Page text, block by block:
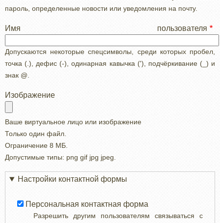
пароль, определенные новости или уведомления на почту.
Имя пользователя
Допускаются некоторые спецсимволы, среди которых пробел,
точка (.), дефис (-), одинарная кавычка ('), подчёркивание (_) и
знак @.
Изображение
Ваше виртуальное лицо или изображение
Только один файл.
Ограничение 8 МБ.
Допустимые типы: png gif jpg jpeg.
Настройки контактной формы
Персональная контактная форма
Разрешить другим пользователям связываться с